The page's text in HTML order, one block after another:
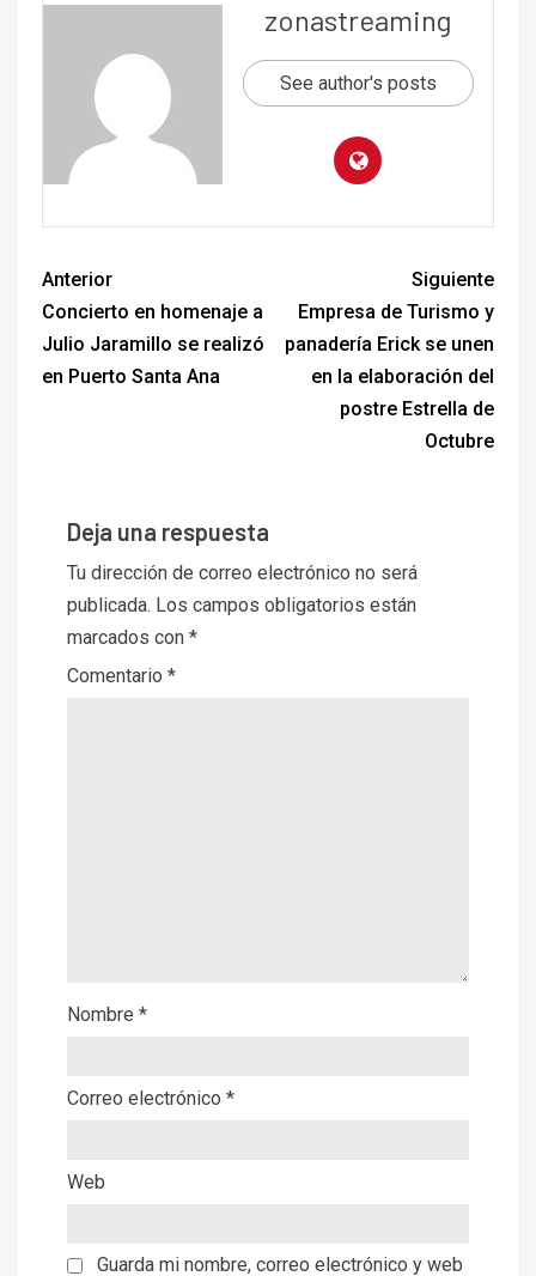
zonastreaming
See author's posts
Anterior
Concierto en homenaje a
Julio Jaramillo se realizó
en Puerto Santa Ana
Siguiente
Empresa de Turismo y
panadería Erick se unen
en la elaboración del
postre Estrella de
Octubre
Deja una respuesta
Tu dirección de correo electrónico no será
publicada. Los campos obligatorios están
marcados con *
Comentario *
Nombre *
Correo electrónico *
Web
Guarda mi nombre, correo electrónico y web